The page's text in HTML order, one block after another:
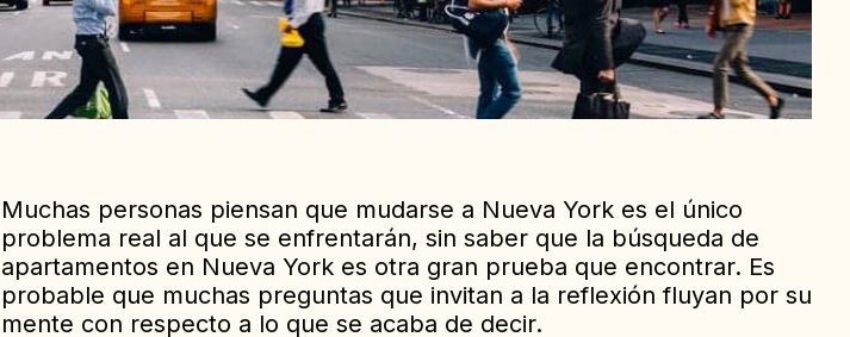
Muchas personas piensan que mudarse a Nueva York es el único
problema real al que se enfrentarán, sin saber que la búsqueda de
apartamentos en Nueva York es otra gran prueba que encontrar. Es
probable que muchas preguntas que invitan a la reflexión fluyan por su
mente con respecto a lo que se acaba de decir.